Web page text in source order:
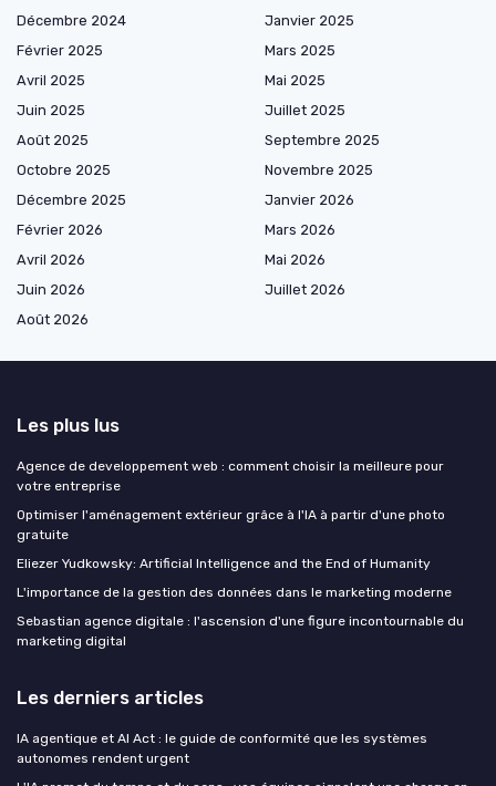
Décembre 2024
Janvier 2025
Février 2025
Mars 2025
Avril 2025
Mai 2025
Juin 2025
Juillet 2025
Août 2025
Septembre 2025
Octobre 2025
Novembre 2025
Décembre 2025
Janvier 2026
Février 2026
Mars 2026
Avril 2026
Mai 2026
Juin 2026
Juillet 2026
Août 2026
Les plus lus
Agence de developpement web : comment choisir la meilleure pour
votre entreprise
Optimiser l'aménagement extérieur grâce à l'IA à partir d'une photo
gratuite
Eliezer Yudkowsky: Artificial Intelligence and the End of Humanity
L'importance de la gestion des données dans le marketing moderne
Sebastian agence digitale : l'ascension d'une figure incontournable du
marketing digital
Les derniers articles
IA agentique et AI Act : le guide de conformité que les systèmes
autonomes rendent urgent